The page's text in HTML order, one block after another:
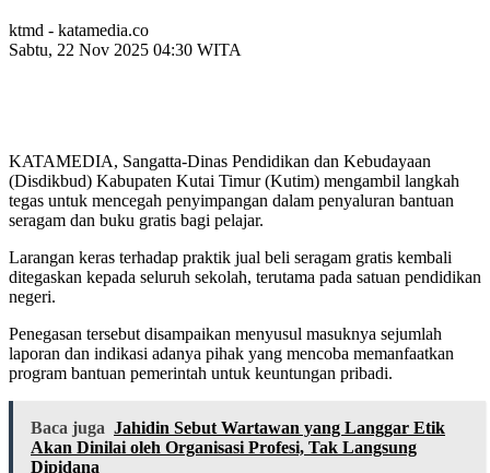
ktmd - katamedia.co
Sabtu, 22 Nov 2025 04:30 WITA
KATAMEDIA, Sangatta-Dinas Pendidikan dan Kebudayaan
(Disdikbud) Kabupaten Kutai Timur (Kutim) mengambil langkah
tegas untuk mencegah penyimpangan dalam penyaluran bantuan
seragam dan buku gratis bagi pelajar.
Larangan keras terhadap praktik jual beli seragam gratis kembali
ditegaskan kepada seluruh sekolah, terutama pada satuan pendidikan
negeri.
Penegasan tersebut disampaikan menyusul masuknya sejumlah
laporan dan indikasi adanya pihak yang mencoba memanfaatkan
program bantuan pemerintah untuk keuntungan pribadi.
Baca juga Jahidin Sebut Wartawan yang Langgar Etik
Akan Dinilai oleh Organisasi Profesi, Tak Langsung
Dipidana